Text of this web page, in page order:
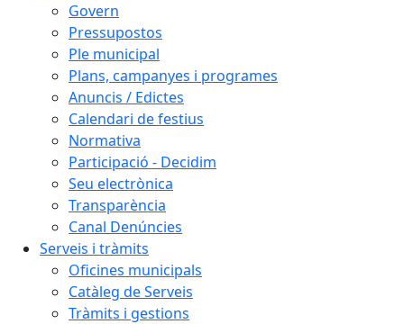
Govern
Pressupostos
Ple municipal
Plans, campanyes i programes
Anuncis / Edictes
Calendari de festius
Normativa
Participació - Decidim
Seu electrònica
Transparència
Canal Denúncies
Serveis i tràmits
Oficines municipals
Catàleg de Serveis
Tràmits i gestions